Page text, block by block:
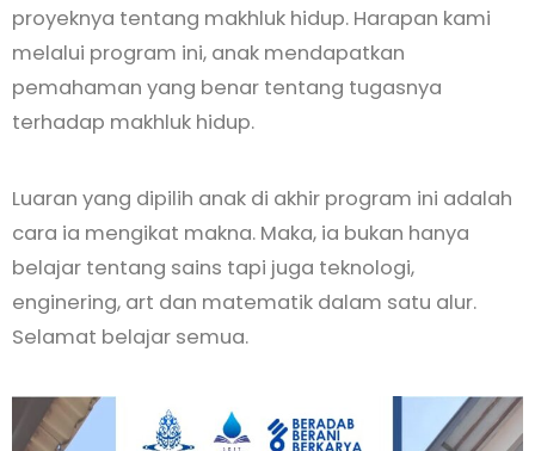
proyeknya tentang makhluk hidup. Harapan kami
melalui program ini, anak mendapatkan
pemahaman yang benar tentang tugasnya
terhadap makhluk hidup.
Luaran yang dipilih anak di akhir program ini adalah
cara ia mengikat makna. Maka, ia bukan hanya
belajar tentang sains tapi juga teknologi,
enginering, art dan matematik dalam satu alur.
Selamat belajar semua.